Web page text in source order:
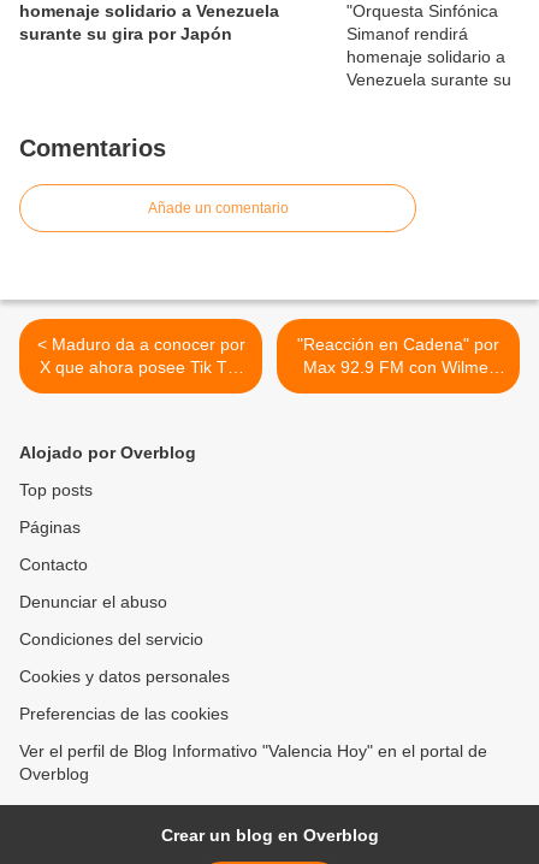
homenaje solidario a Venezuela
surante su gira por Japón
Comentarios
Añade un comentario
< Maduro da a conocer por
X que ahora posee Tik Tok
Live con un mensaje que
"Reacción en Cadena" por
Max 92.9 FM con Wilmer
Rafael Hernández y
Alojado por Overblog
Top posts
Páginas
Contacto
Denunciar el abuso
Condiciones del servicio
Cookies y datos personales
Preferencias de las cookies
Ver el perfil de Blog Informativo "Valencia Hoy" en el portal de
Overblog
Crear un blog en Overblog